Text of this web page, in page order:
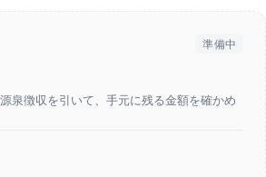
準備中
泉徴収を引いて、手元に残る金額を確かめ